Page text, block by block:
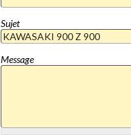
Sujet
Message